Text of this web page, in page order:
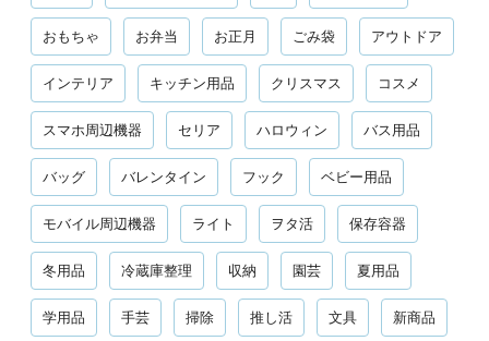
おもちゃ お弁当 お正月 ごみ袋 アウトドア
インテリア キッチン用品 クリスマス コスメ
スマホ周辺機器 セリア ハロウィン バス用品
バッグ バレンタイン フック ベビー用品
モバイル周辺機器 ライト ヲタ活 保存容器
冬用品 冷蔵庫整理 収納 園芸 夏用品
学用品 手芸 掃除 推し活 文具 新商品